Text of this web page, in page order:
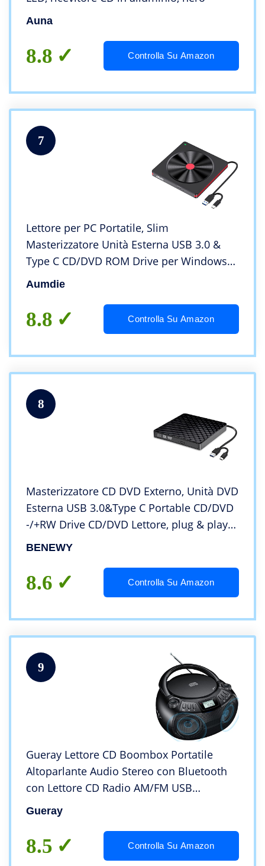
Auna
8.8 Controlla Su Amazon
7
Lettore per PC Portatile, Slim
Masterizzatore Unità Esterna USB 3.0 &
Type C CD/DVD ROM Drive per Windows
11/10/XP/8/7,Vista/Linux/MacOS,Laptop,D
Aumdie
8.8 Controlla Su Amazon
8
Masterizzatore CD DVD Externo, Unità DVD
Esterna USB 3.0&Type C Portable CD/DVD
-/+RW Drive CD/DVD Lettore, plug & play/
a basso rumore, Slim drive per Laptop,
OS/Windows/Linux
BENEWY
8.6 Controlla Su Amazon
9
Gueray Lettore CD Boombox Portatile
Altoparlante Audio Stereo con Bluetooth
con Lettore CD Radio AM/FM USB
Riproduzione MP3 Ingresso AUX da 3,5
mm Jack per cuffie Display LCD
Gueray
8.5 Controlla Su Amazon